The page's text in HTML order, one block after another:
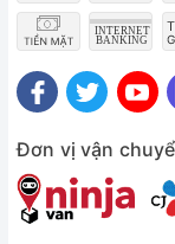
1 chiều (chỉ
Inverter:
Có Inverter
Công suất làm
Phạm vi làm
Từ 15 - 20m²
Độ ồn trung
Đơn vị vận